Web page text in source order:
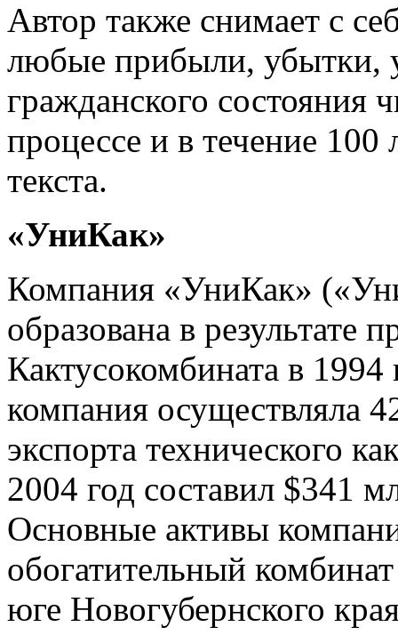
Автор также снимает с
любые прибыли, убытки,
гражданского состояния
процессе и в течение 100
текста.
«УниКак»
Компания «УниКак»
образована в результате
Кактусокомбината в
компания осуществляла
экспорта технического
2004 год составил $341
Основные активы
обогатительный
юге Новогубернского